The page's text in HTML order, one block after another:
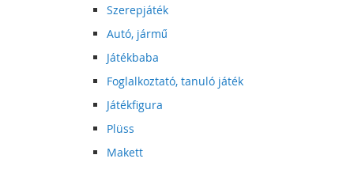
Szerepjáték
Autó, jármű
Játékbaba
Foglalkoztató, tanuló játék
Játékfigura
Plüss
Makett